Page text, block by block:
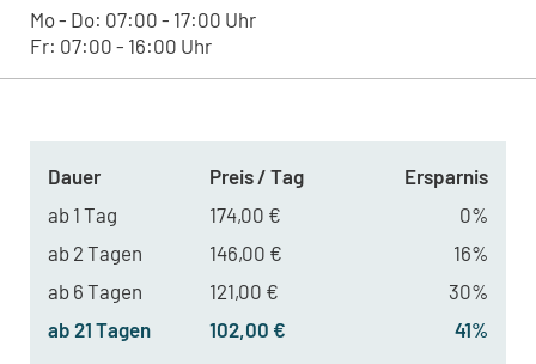
Mo - Do: 07:00 - 17:00 Uhr
Fr: 07:00 - 16:00 Uhr
Dauer Preis / Tag
Ersparnis
ab 1 Tag
174,00 €
0%
ab 2 Tagen
146,00 €
16%
ab 6 Tagen
121,00 €
30%
ab 21 Tagen
102,00 € 41%